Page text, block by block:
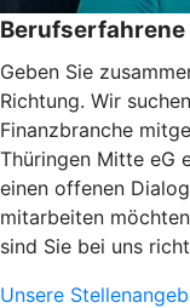
Berufserfahrene
Geben Sie
Richtung. Wir
Finanzbranche
Thüringen Mitte eG
einen offenen
mitarbeiten
sind Sie bei uns
Unsere